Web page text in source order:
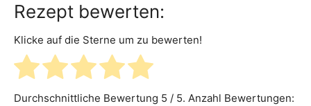
Rezept bewerten:
Klicke auf die Sterne um zu bewerten!
Durchschnittliche Bewertung 5 / 5. Anzahl Bewertungen: